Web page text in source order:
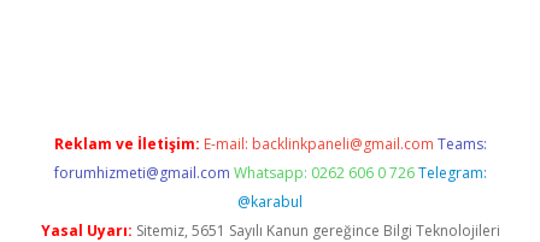
Reklam ve İletişim: E-mail: backlinkpaneli@gmail.com Teams:
forumhizmeti@gmail.com Whatsapp: 0262 606 0 726 Telegram:
@karabul
Yasal Uyarı: Sitemiz, 5651 Sayılı Kanun gereğince Bilgi Teknolojileri